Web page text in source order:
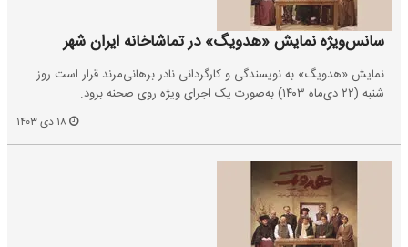
سانس‌ویژه نمایش «هدویگ» در تماشاخانه ایران شهر
نمایش «هدویگ» به نویسندگی و کارگردانی نادر برهانی‌‌مرند قرار است روز
شنبه (۲۲ دی‌ماه ۱۴۰۳) به‌صورت یک اجرای ویژه روی صحنه برود.